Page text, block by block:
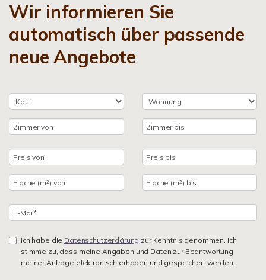
Wir informieren Sie
automatisch über passende
neue Angebote
Ich habe die Datenschutzerklärung zur Kenntnis genommen. Ich
stimme zu, dass meine Angaben und Daten zur Beantwortung
meiner Anfrage elektronisch erhoben und gespeichert werden.